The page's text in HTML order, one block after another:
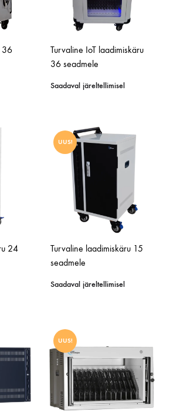
36
Turvaline IoT laadimiskäru
36 seadmele
Saadaval järeltellimisel
24
UUS!
Turvaline laadimiskäru 15
seadmele
Saadaval järeltellimisel
UUS!